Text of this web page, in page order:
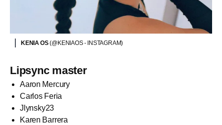
KENIA OS(@KENIAOS - INSTAGRAM)
Lipsync master
Aaron Mercury
Carlos Feria
Jlynsky23
Karen Barrera